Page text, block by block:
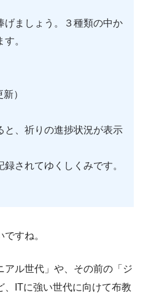
ましょう。３種類の中か
。
）
、祈りの進捗状況が表示
されてゆくしくみです。
すね。
アル世代」や、その前の「ジ
、ITに強い世代に向けて布教